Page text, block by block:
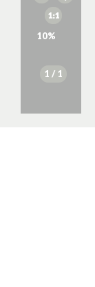
10%
1 / 1